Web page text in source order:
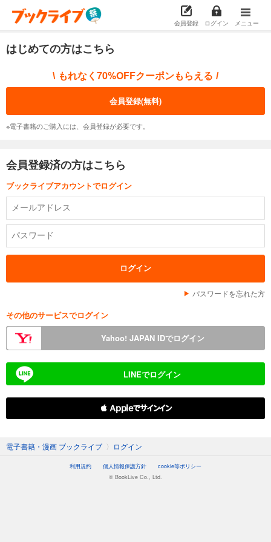
会員登録 ログイン メニュー
はじめての方はこちら
\ もれなく70%OFFクーポンもらえる /
会員登録(無料)
※電子書籍のご購入には、会員登録が必要です。
会員登録済の方はこちら
ブックライブアカウントでログイン
パスワードを忘れた方
その他のサービスでログイン
Yahoo! JAPAN IDでログイン
LINEでログイン
 Appleでサインイン
電子書籍・漫画 ブックライブ 〉 ログイン
利用規約 個人情報保護方針
cookie等ポリシー
© BookLive Co., Ltd.